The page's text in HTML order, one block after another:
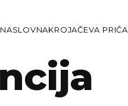
NASLOVNAKROJAČEVA PRIČA